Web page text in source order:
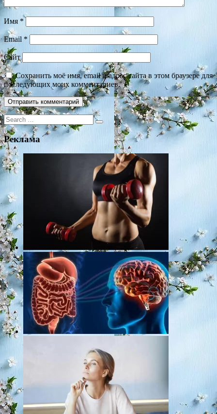
Имя *
Email *
Сайт
Сохранить моё имя, email и адрес сайта в этом браузере для
последующих моих комментариев.
Search
for:
Реклама